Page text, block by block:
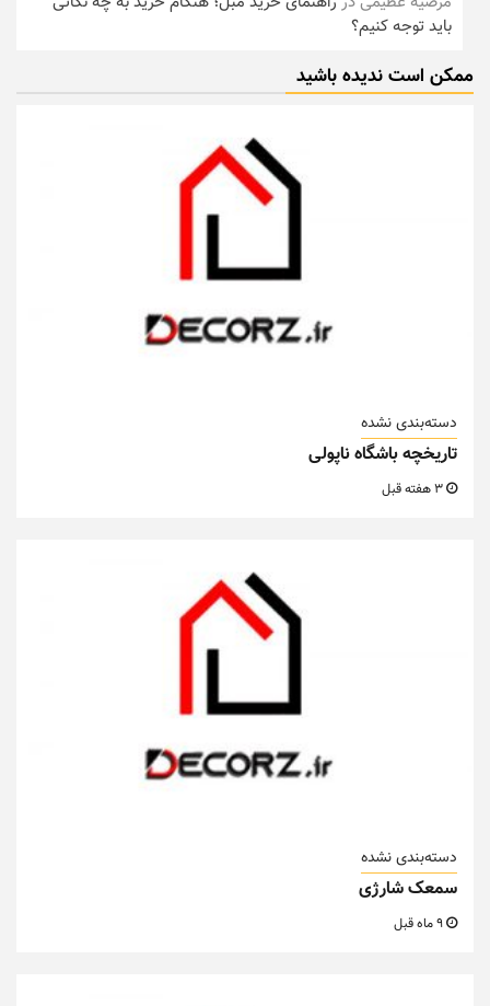
باید توجه کنیم؟
ممکن است ندیده باشید
دسته‌بندی نشده
تاریخچه باشگاه ناپولی
دسته‌بندی نشده
سمعک شارژی